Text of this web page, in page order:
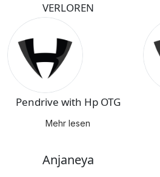
VERLOREN
Pendrive with Hp OTG
Mehr lesen
Anjaneya